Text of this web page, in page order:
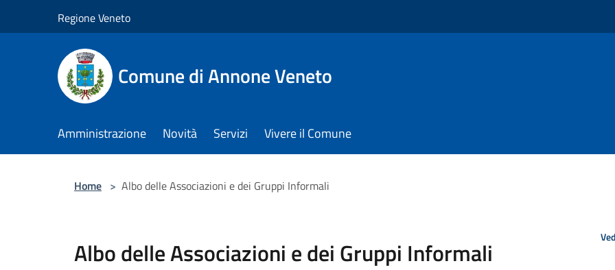
Regione Veneto
Comune di Annone Veneto
Amministrazione Novità Servizi Vivere il Comune
Home > Albo delle Associazioni e dei Gruppi Informali
Albo delle Associazioni e dei Gruppi Informali